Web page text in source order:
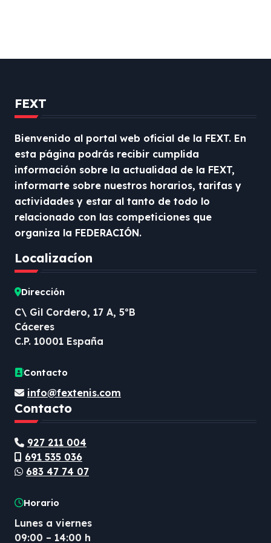
FEXT
Bienvenido al portal web oficial de la FEXT. En
esta página podrás recibir cumplida
información sobre la actualidad de la FEXT,
informarte sobre nuestros horarios, tarifas y
actividades y estar al tanto de todo lo
relacionado con las competiciones que
organiza la FEDERACIÓN.
Localizacíon
Dirección
C\ Gil Cordero, 17 A, 5ºB
Cáceres
C.P. 10001 España
Contacto
info@fextenis.com
Contacto
927 211 004
691 535 036
683 47 74 07
Horario
Lunes a viernes
09:00 – 14:00 h